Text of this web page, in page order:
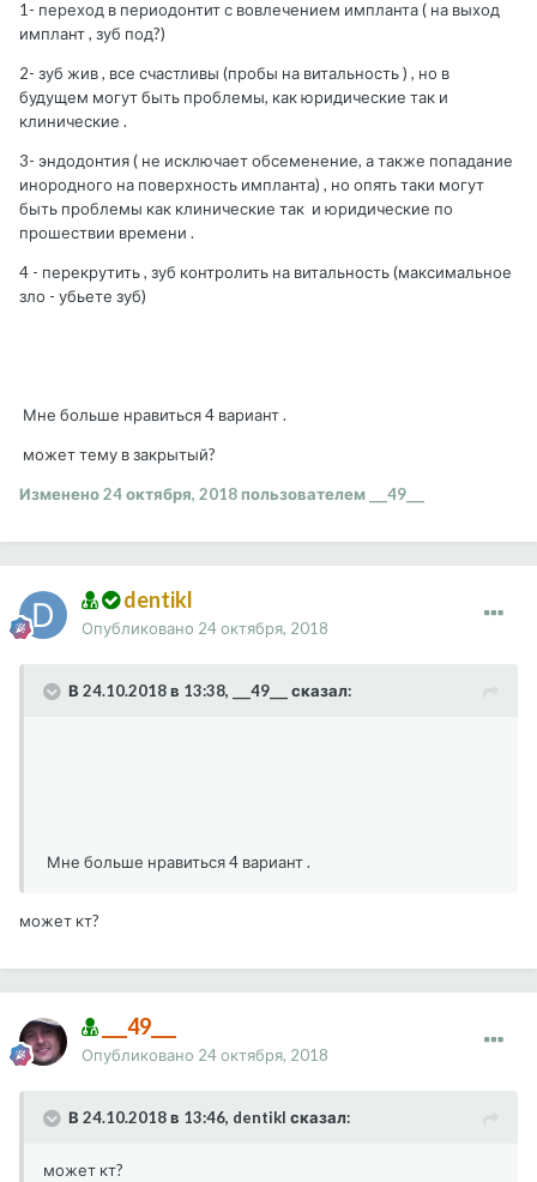
1- переход в периодонтит с вовлечением импланта ( на выход
имплант , зуб под?)
2- зуб жив , все счастливы (пробы на витальность ) , но в
будущем могут быть проблемы, как юридические так и
клинические .
3- эндодонтия ( не исключает обсеменение, а также попадание
инородного на поверхность импланта) , но опять таки могут
быть проблемы как клинические так и юридические по
прошествии времени .
4 - перекрутить , зуб контролить на витальность (максимальное
зло - убьете зуб)
Мне больше нравиться 4 вариант .
может тему в закрытый?
Изменено24 октября, 2018пользователем ___49___
dentikl
Опубликовано 24 октября, 2018
В 24.10.2018 в 13:38, ___49___ сказал:
Мне больше нравиться 4 вариант .
может кт?
___49___
Опубликовано 24 октября, 2018
В 24.10.2018 в 13:46, dentikl сказал:
может кт?